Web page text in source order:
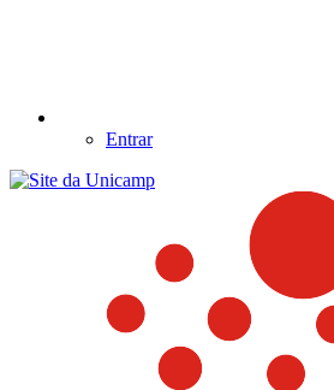
Entrar